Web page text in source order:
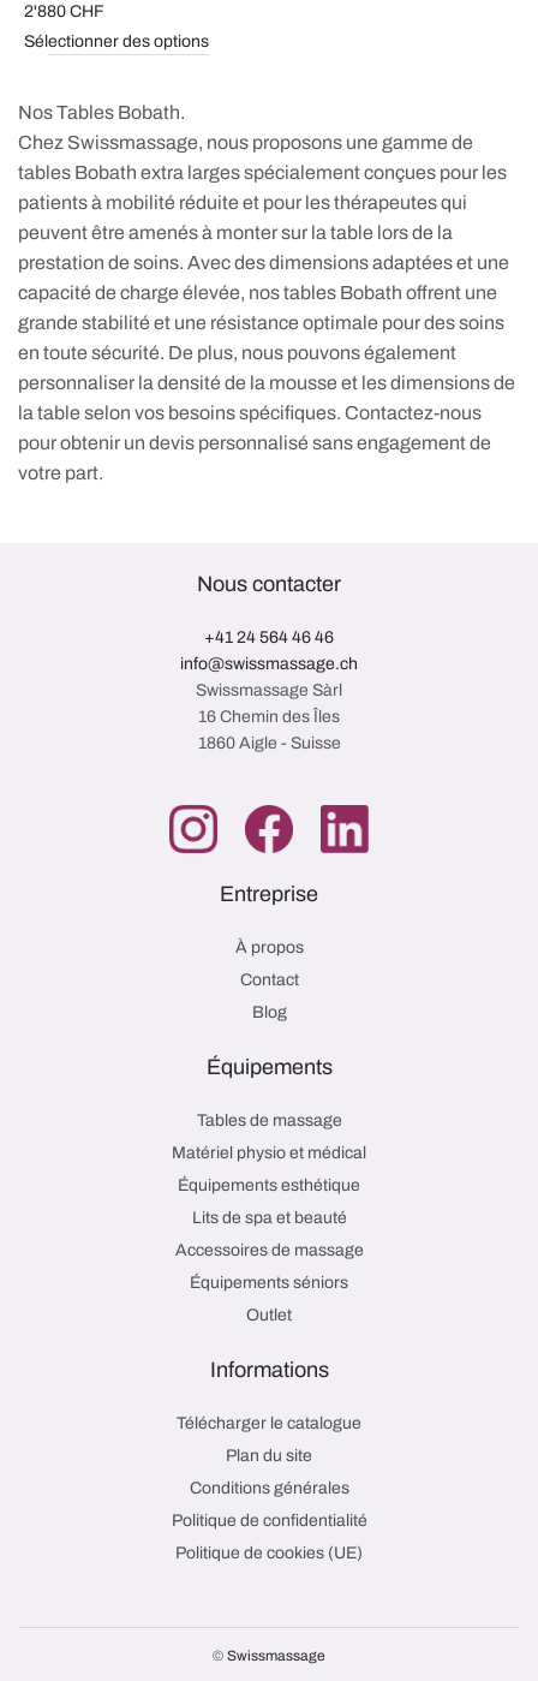
2'880 CHF
Sélectionner des options
Nos Tables Bobath.
Chez Swissmassage, nous proposons une gamme de
tables Bobath extra larges spécialement conçues pour les
patients à mobilité réduite et pour les thérapeutes qui
peuvent être amenés à monter sur la table lors de la
prestation de soins. Avec des dimensions adaptées et une
capacité de charge élevée, nos tables Bobath offrent une
grande stabilité et une résistance optimale pour des soins
en toute sécurité. De plus, nous pouvons également
personnaliser la densité de la mousse et les dimensions de
la table selon vos besoins spécifiques. Contactez-nous
pour obtenir un devis personnalisé sans engagement de
votre part.
Nous contacter
+41 24 564 46 46
info@swissmassage.ch
Swissmassage Sàrl
16 Chemin des Îles
1860 Aigle - Suisse
Entreprise
À propos
Contact
Blog
Équipements
Tables de massage
Matériel physio et médical
Équipements esthétique
Lits de spa et beauté
Accessoires de massage
Équipements séniors
Outlet
Informations
Télécharger le catalogue
Plan du site
Conditions générales
Politique de confidentialité
Politique de cookies (UE)
© Swissmassage